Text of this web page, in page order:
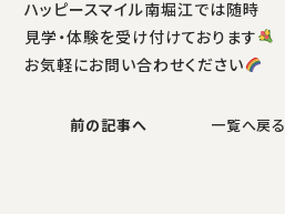
ハッピースマイル南堀江では随時
見学・体験を受け付けております
お気軽にお問い合わせください
前の記事へ 一覧へ戻る